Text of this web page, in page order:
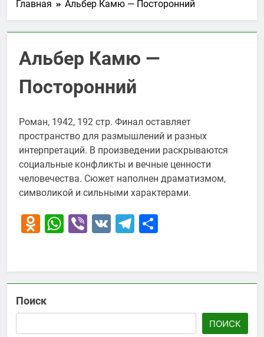
Главная Альбер Камю — Посторонний
Альбер Камю —
Посторонний
Роман, 1942, 192 стр. Финал оставляет
пространство для размышлений и разных
интерпретаций. В произведении раскрываются
социальные конфликты и вечные ценности
человечества. Сюжет наполнен драматизмом,
символикой и сильными характерами.
Odnoklassniki
WhatsApp
Viber
VK Telegram
Поиск
ПОИСК